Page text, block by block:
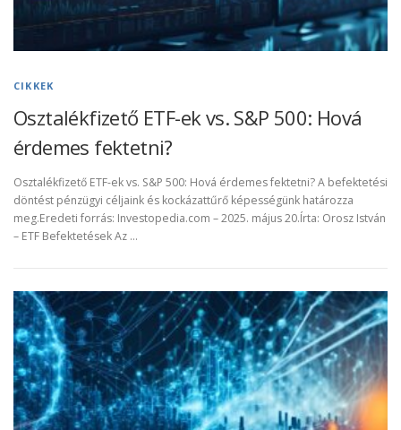
CIKKEK
Osztalékfizető ETF-ek vs. S&P 500: Hová
érdemes fektetni?
Osztalékfizető ETF-ek vs. S&P 500: Hová érdemes fektetni? A befektetési
döntést pénzügyi céljaink és kockázattűrő képességünk határozza
meg.Eredeti forrás: Investopedia.com – 2025. május 20.Írta: Orosz István
– ETF Befektetések Az …